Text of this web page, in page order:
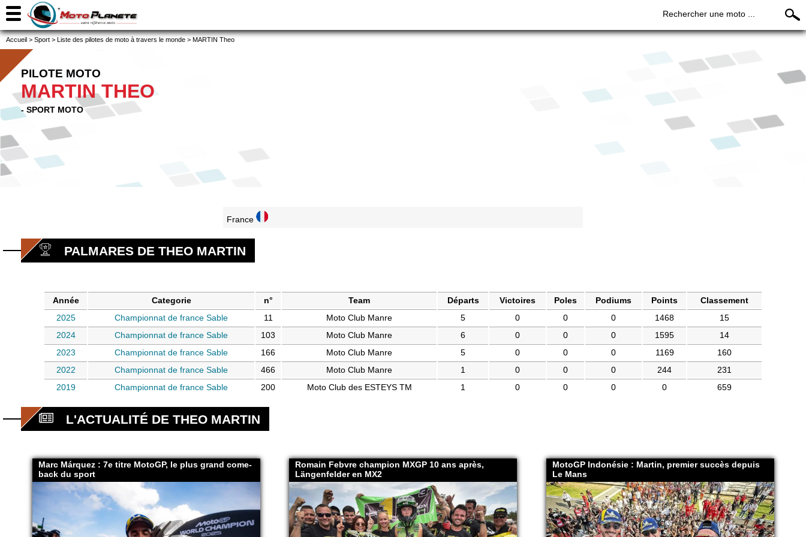
Rechercher une moto ...
Accueil > Sport > Liste des pilotes de moto à travers le monde > MARTIN Theo
PILOTE MOTO
MARTIN THEO
- SPORT MOTO
France
PALMARES DE THEO MARTIN
Année Categorie n° Team Départs Victoires Poles Podiums Points
Classement
2025
Championnat de france Sable 11 Moto Club Manre 5 0 0 0 1468
15
2024
Championnat de france Sable 103 Moto Club Manre 6 0 0 0 1595
14
2023
Championnat de france Sable 166 Moto Club Manre 5 0 0 0 1169
160
2022
Championnat de france Sable 466 Moto Club Manre 1 0 0 0 244
231
2019
Championnat de france Sable 200 Moto Club des ESTEYS TM 1 0 0 0 0 659
L'ACTUALITÉ DE THEO MARTIN
Marc Márquez : 7e titre MotoGP, le plus grand come-
back du sport
Romain Febvre champion MXGP 10 ans après,
Längenfelder en MX2
MotoGP Indonésie : Martin, premier succès depuis
Le Mans